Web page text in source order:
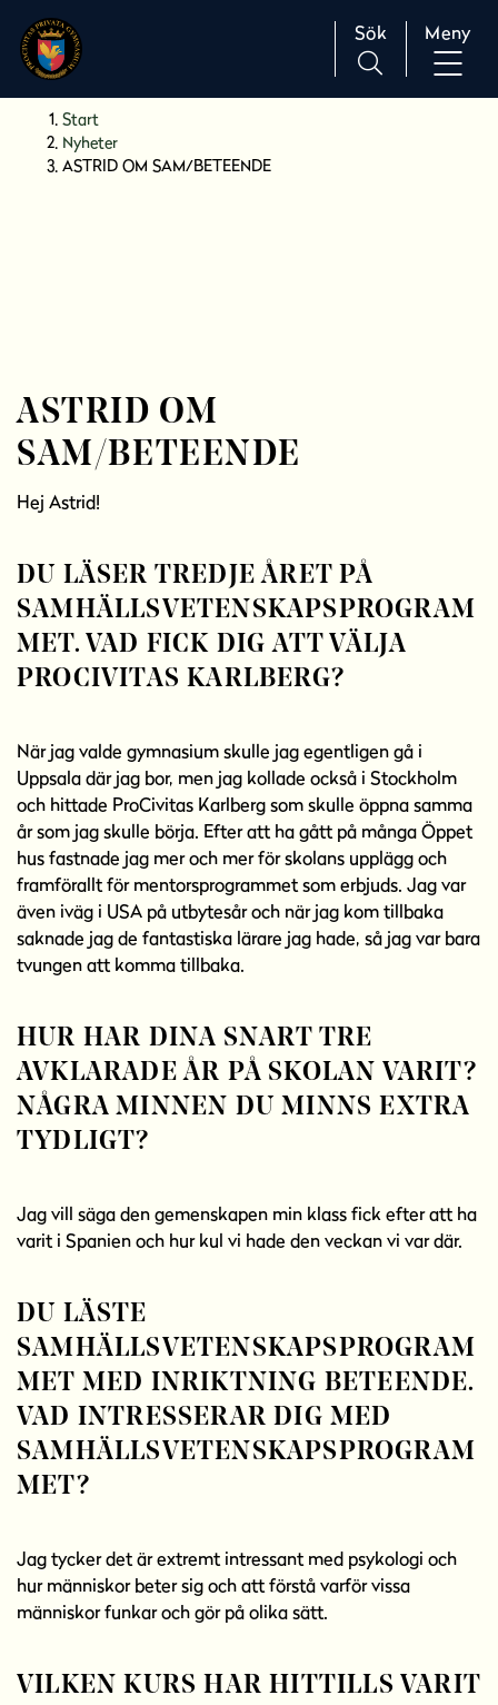
Huvudnavigation
Sök Meny
Start
Nyheter
ASTRID OM SAM/BETEENDE
ASTRID OM
SAM/BETEENDE
Hej Astrid!
DU LÄSER TREDJE ÅRET PÅ
SAMHÄLLSVETENSKAPSPROGRAM
MET. VAD FICK DIG ATT VÄLJA
PROCIVITAS KARLBERG?
När jag valde gymnasium skulle jag egentligen gå i
Uppsala där jag bor, men jag kollade också i Stockholm
och hittade ProCivitas Karlberg som skulle öppna samma
år som jag skulle börja. Efter att ha gått på många Öppet
hus fastnade jag mer och mer för skolans upplägg och
framförallt för mentorsprogrammet som erbjuds. Jag var
även iväg i USA på utbytesår och när jag kom tillbaka
saknade jag de fantastiska lärare jag hade, så jag var bara
tvungen att komma tillbaka.
HUR HAR DINA SNART TRE
AVKLARADE ÅR PÅ SKOLAN VARIT?
NÅGRA MINNEN DU MINNS EXTRA
TYDLIGT?
Jag vill säga den gemenskapen min klass fick efter att ha
varit i Spanien och hur kul vi hade den veckan vi var där.
DU LÄSTE
SAMHÄLLSVETENSKAPSPROGRAM
MET MED INRIKTNING BETEENDE.
VAD INTRESSERAR DIG MED
SAMHÄLLSVETENSKAPSPROGRAM
MET?
Jag tycker det är extremt intressant med psykologi och
hur människor beter sig och att förstå varför vissa
människor funkar och gör på olika sätt.
VILKEN KURS HAR HITTILLS VARIT